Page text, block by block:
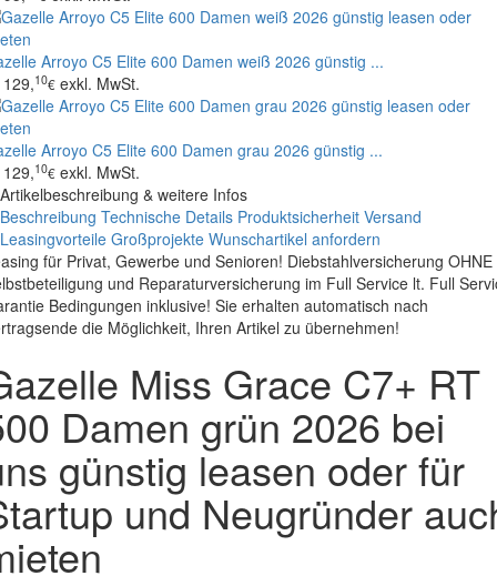
Arroyo C5 Elite 600 Damen weiß 2026 günstig ...
129,10€ exkl. MwSt.
Arroyo C5 Elite 600 Damen grau 2026 günstig ...
129,10€ exkl. MwSt.
Artikelbeschreibung & weitere Infos
Beschreibung Technische Details Produktsicherheit Versand
Leasingvorteile Großprojekte Wunschartikel anfordern
für Privat, Gewerbe und Senioren! Diebstahlversicherung OHNE
und Reparaturversicherung im Full Service lt. Full
Bedingungen inklusive! Sie erhalten automatisch nach
die Möglichkeit, Ihren Artikel zu übernehmen!
Miss Grace C7+ RT
Damen grün 2026 bei
günstig leasen oder für
und Neugründer